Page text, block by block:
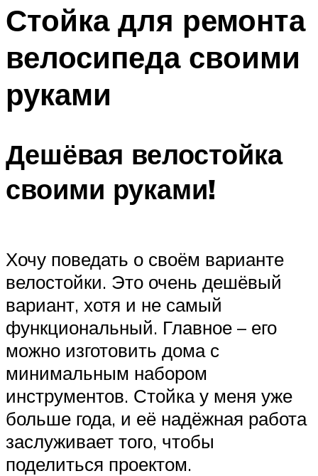
Стойка для ремонта
велосипеда своими
руками
Дешёвая велостойка
своими руками!
Хочу поведать о своём варианте
велостойки. Это очень дешёвый
вариант, хотя и не самый
функциональный. Главное – его
можно изготовить дома с
минимальным набором
инструментов. Стойка у меня уже
больше года, и её надёжная работа
заслуживает того, чтобы
поделиться проектом.